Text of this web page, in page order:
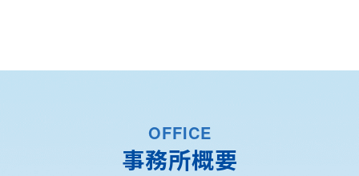
OFFICE
事務所概要